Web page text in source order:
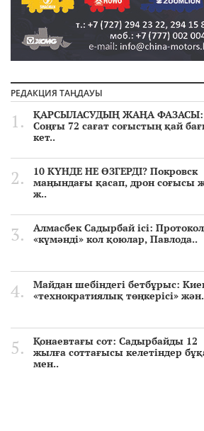
РЕДАКЦИЯ ТАҢДАУЫ
ҚАРСЫЛАСУДЫҢ ЖАҢА ФАЗАСЫ:
Соңғы 72 сағат соғыстың қай
кет..
10 КҮНДЕ НЕ ӨЗГЕРДІ? Покровск
маңындағы қасап, дрон соғысы
ж..
Алмасбек Садырбай ісі:
«күмәнді» кол қоюлар, Павлода..
Майдан шебіндегі бетбұрыс:
«технократиялық төңкерісі»
Қонаевтағы сот: Садырбайды 12
жылға соттағысы келетіндер
мен..